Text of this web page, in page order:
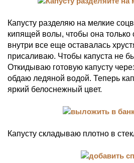
Капусту разделяю на мелкие
кипящей волы, чтобы она только
внутри все еще оставалась
присаливаю. Чтобы капуста не
Откидываю готовую капусту
обдаю ледяной водой. Теперь
яркий белоснежный цвет.
Капусту складываю плотно в